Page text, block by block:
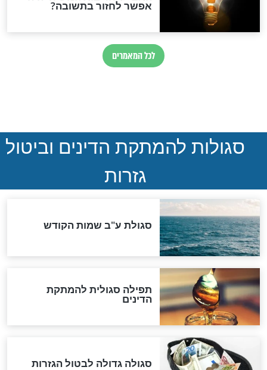
ההסכם החשאי של טראמפ
ואיראן: בלי שקיפות ועם הרבה
המסמך האבוד שנחשף
במרתפי מוסקבה: כתב היד
הנדיר של הרשב"ם התגלה
"מודה לקב"ה על כל השנים"
לכל המאמרים
אחרית הימים